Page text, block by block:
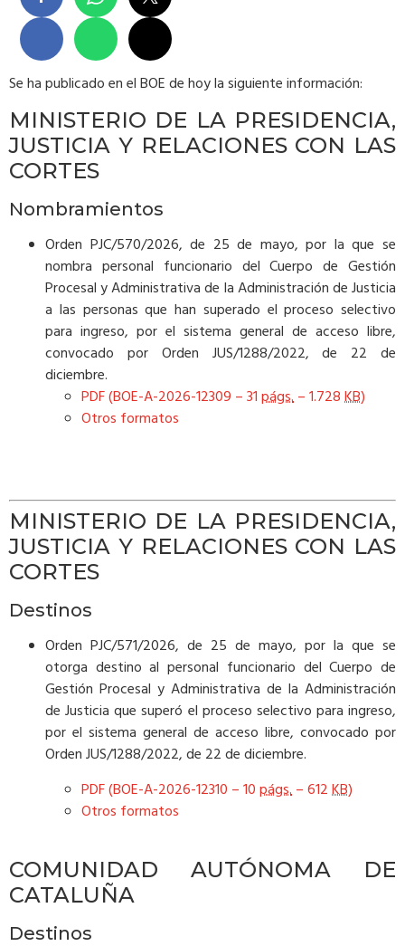
Se ha publicado en el BOE de hoy la siguiente información:
MINISTERIO DE LA PRESIDENCIA,
JUSTICIA Y RELACIONES CON LAS
CORTES
Nombramientos
Orden PJC/570/2026, de 25 de mayo, por la que se
nombra personal funcionario del Cuerpo de Gestión
Procesal y Administrativa de la Administración de Justicia
a las personas que han superado el proceso selectivo
para ingreso, por el sistema general de acceso libre,
convocado por Orden JUS/1288/2022, de 22 de
diciembre.
PDF (BOE-A-2026-12309 – 31págs.– 1.728KB)
Otros formatos
MINISTERIO DE LA PRESIDENCIA,
JUSTICIA Y RELACIONES CON LAS
CORTES
Destinos
Orden PJC/571/2026, de 25 de mayo, por la que se
otorga destino al personal funcionario del Cuerpo de
Gestión Procesal y Administrativa de la Administración
de Justicia que superó el proceso selectivo para ingreso,
por el sistema general de acceso libre, convocado por
Orden JUS/1288/2022, de 22 de diciembre.
PDF (BOE-A-2026-12310 – 10págs.– 612KB)
Otros formatos
COMUNIDAD AUTÓNOMA DE
CATALUÑA
Destinos